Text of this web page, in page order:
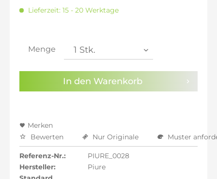
Sie haben dieDatenschutzbestimmungen
Kenntnis genommen.
inkl. 21% MwSt.: 2.206,47 €
Lieferzeit: 15 - 20 Werktage
Menge
In den Warenkorb
Merken
Bewerten
Nur Originale Muster
Referenz-Nr.:
PIURE_0028
Hersteller:
Piure